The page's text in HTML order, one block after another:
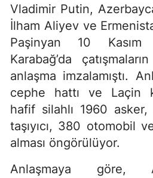
Vladimir Putin,
İlham Aliyev ve
Paşinyan 10 Kasım
Karabağ’da
anlaşma imzalamıştı.
cephe hattı ve Laçin
hafif silahlı 1960 asker,
taşıyıcı, 380 otomobil
alması öngörülüyor.
Anlaşmaya göre,